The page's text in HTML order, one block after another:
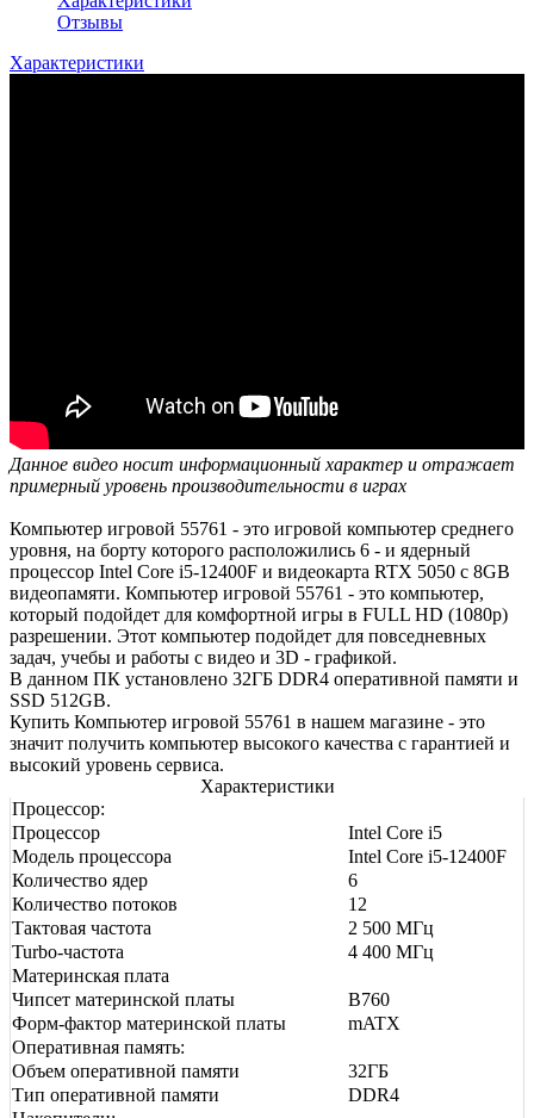
Отзывы
Характеристики
Данное видео носит информационный характер и отражает
примерный уровень производительности в играх
Компьютер игровой 55761 - это игровой компьютер среднего
уровня, на борту которого расположились 6 - и ядерный
процессор Intel Core i5-12400F и видеокарта RTX 5050 с 8GB
видеопамяти. Компьютер игровой 55761 - это компьютер,
который подойдет для комфортной игры в FULL HD (1080р)
разрешении. Этот компьютер подойдет для повседневных
задач, учебы и работы с видео и 3D - графикой.
В данном ПК установлено 32ГБ DDR4 оперативной памяти и
SSD 512GB.
Купить Компьютер игровой 55761 в нашем магазине - это
значит получить компьютер высокого качества с гарантией и
высокий уровень сервиса.
Характеристики
Процессор:
Процессор
Intel Core i5
Модель процессора
Intel Core i5-12400F
Количество ядер
6
Количество потоков
12
Тактовая частота
2 500 МГц
Turbo-частота
4 400 МГц
Материнская плата
Чипсет материнской платы
B760
Форм-фактор материнской платы
mATX
Оперативная память:
Объем оперативной памяти
32ГБ
Тип оперативной памяти
DDR4